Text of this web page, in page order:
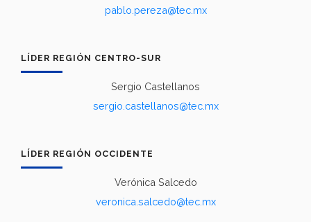
pablo.pereza@tec.mx
LÍDER REGIÓN CENTRO-SUR
Sergio Castellanos
sergio.castellanos@tec.mx
LÍDER REGIÓN OCCIDENTE
Verónica Salcedo
veronica.salcedo@tec.mx